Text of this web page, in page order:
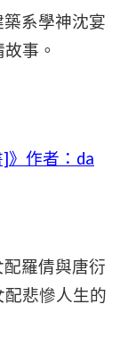
系學神沈宴
事。
]》作者：da
羅倩與唐衍
悲慘人生的